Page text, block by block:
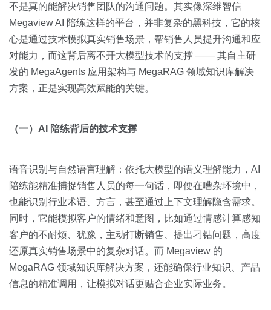
不是真的能解决销售团队的沟通问题。其实像深维智信
Megaview AI 陪练这样的平台，并非复杂的黑科技，它的核
心是通过技术模拟真实销售场景，帮销售人员提升沟通和应
对能力，而这背后离不开大模型技术的支撑 —— 其自主研
发的 MegaAgents 应用架构与 MegaRAG 领域知识库解决
方案，正是实现高效赋能的关键。
（一）AI 陪练背后的技术支撑
语音识别与自然语言理解：依托大模型的语义理解能力，AI
陪练能精准捕捉销售人员的每一句话，即便在嘈杂环境中，
也能识别行业术语、方言，甚至通过上下文理解隐含需求。
同时，它能模拟客户的情绪和意图，比如通过情感计算感知
客户的不耐烦、犹豫，主动打断销售、提出刁钻问题，高度
还原真实销售场景中的复杂对话。而 Megaview 的
MegaRAG 领域知识库解决方案，还能确保行业知识、产品
信息的精准调用，让模拟对话更贴合企业实际业务。